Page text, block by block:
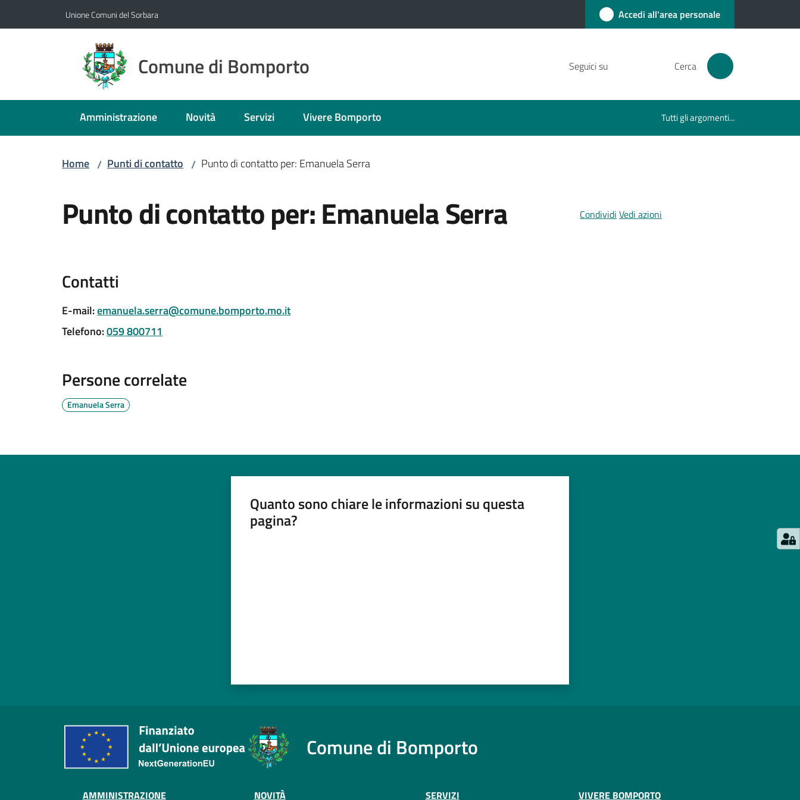
Unione Comuni del Sorbara Accedi all'area personale
Comune di Bomporto Seguici su Cerca
Amministrazione Novità Servizi Vivere Bomporto Tutti gli argomenti...
Home / Punti di contatto / Punto di contatto per: Emanuela Serra
Punto di contatto per: Emanuela Serra Condividi Vedi azioni
Contatti
E-mail:emanuela.serra@comune.bomporto.mo.it
Telefono:059 800711
Persone correlate
Emanuela Serra
Quanto sono chiare le informazioni su questa
pagina?
Comune di Bomporto
AMMINISTRAZIONE NOVITÀ SERVIZI VIVERE BOMPORTO